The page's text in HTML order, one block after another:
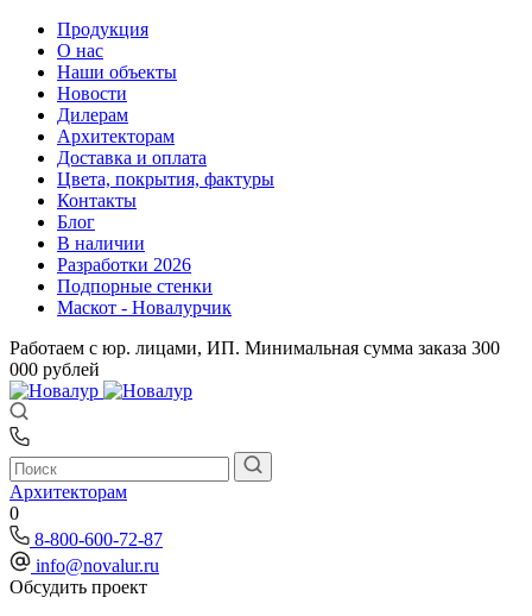
Продукция
О нас
Наши объекты
Новости
Дилерам
Архитекторам
Доставка и оплата
Цвета, покрытия, фактуры
Контакты
Блог
В наличии
Разработки 2026
Подпорные стенки
Маскот - Новалурчик
Работаем с юр. лицами, ИП. Минимальная сумма заказа 300
000 рублей
Архитекторам
0
8-800-600-72-87
info@novalur.ru
Обсудить проект